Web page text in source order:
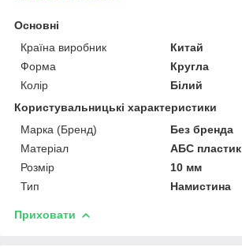
Основні
Країна виробник
Китай
Форма
Кругла
Колір
Білий
Користувальницькі характеристики
Марка (Бренд)
Без бренда
Матеріал
АБС пластик
Розмір
10 мм
Тип
Намистина
Приховати